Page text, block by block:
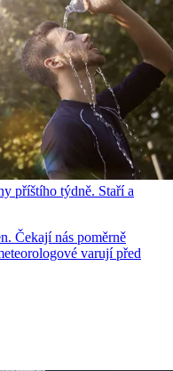
příštího týdně. Staří a
Čekají nás poměrně
varují před